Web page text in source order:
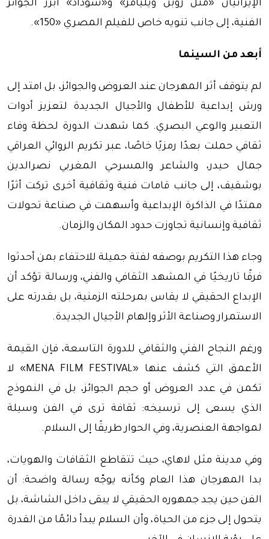
الإيرانيان «مثل روبن ويليامز» و«سوداد» أبرز الجوائز
الفنية، إلى جانب تنويه خاص للفيلم المصري «150».
أبعد من السينما
لم يتوقف أثر المهرجان عند العروض والجوائز، بل امتد إلى
ورش إبداعية للأطفال والأجيال الجديدة لتعزيز أدوات
التعبير والوعي البصري. كما شهدت الدورة لحظة وفاء
ثقافي حملت بعدًا رمزيًا خاصًا، عبر تكريم الروائي العراقي
جمال حيدر، والشاعر والمسرحي المغربي نصرالدين
بوشقيف، إلى جانب قامات فنية وثقافية أخرى تركت أثرًا
ممتدًا في الذاكرة الإبداعية وأسهمت في صناعة تحولات
ثقافية وإنسانية تجاوزت حدود المكان والزمان.
وجاء هذا التكريم بوصفه لفتة جميلة للاحتفاء بمن أحدثوا
فرقًا تاريخيًا في المشهد الثقافي والفني، ورسالة تؤكد أن
الإبداع الحقيقي لا يقاس بمرحلته الزمنية، بل بقدرته على
الاستمرار وصناعة الأثر وإلهام الأجيال الجديدة.
ورغم النجاح الفني والثقافي للدورة التاسعة، فإن القيمة
الأعمق التي كشف عنها «MENA FILM FESTIVAL» لا
تكمن في عدد العروض أو حجم الجوائز، بل في النموذج
الذي يسعى إلى ترسيخه: ثقافة ترى في الفن وسيلة
لمواجهة العنصرية، وفي الحوار طريقًا إلى السلام.
وفي مدينة مثل لاهاي، حيث تتقاطع الثقافات والهويات،
بدا المهرجان هذا العام وكأنه يوجّه رسالة واضحة: أن
الفن حين يجد جمهوره الحقيقي لا يبقى داخل الشاشة، بل
يتحول إلى جزء من الحياة، وأن السلام يبدأ دائمًا من القدرة